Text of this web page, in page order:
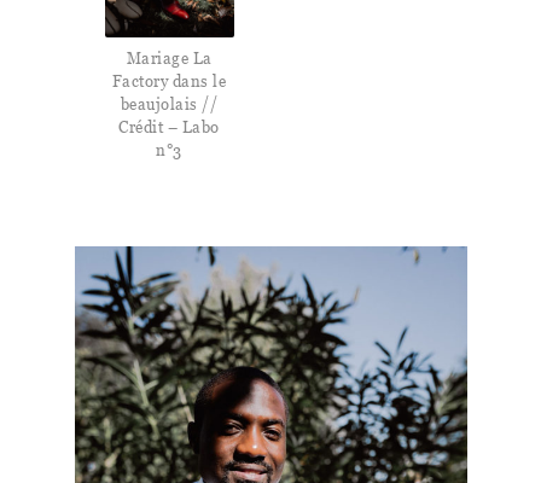
Mariage La
Factory dans le
beaujolais //
Crédit – Labo
n°3